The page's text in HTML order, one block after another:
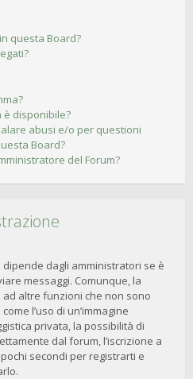
questa Board?
è disponibile?
abusi e/o per questioni
Board?
del Forum?
dagli amministratori se è
messaggi. Comunque, la
altre funzioni che non sono
l’uso di un’immagine
privata, la possibilità di
dal forum, l’iscrizione a
secondi per registrarti e